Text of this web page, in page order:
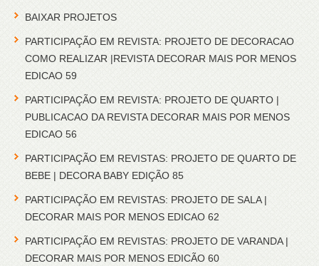
BAIXAR PROJETOS
PARTICIPAÇÃO EM REVISTA: PROJETO DE DECORACAO
COMO REALIZAR |REVISTA DECORAR MAIS POR MENOS
EDICAO 59
PARTICIPAÇÃO EM REVISTA: PROJETO DE QUARTO |
PUBLICACAO DA REVISTA DECORAR MAIS POR MENOS
EDICAO 56
PARTICIPAÇÃO EM REVISTAS: PROJETO DE QUARTO DE
BEBE | DECORA BABY EDIÇÃO 85
PARTICIPAÇÃO EM REVISTAS: PROJETO DE SALA |
DECORAR MAIS POR MENOS EDICAO 62
PARTICIPAÇÃO EM REVISTAS: PROJETO DE VARANDA |
DECORAR MAIS POR MENOS EDICÃO 60